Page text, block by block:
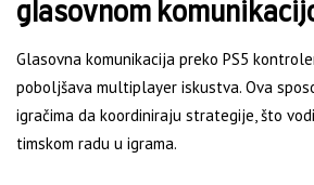
glasovnom
Glasovna komunikacija preko PS5
poboljšava multiplayer iskustva. Ova
igračima da koordiniraju strategije, što
timskom radu u igrama.